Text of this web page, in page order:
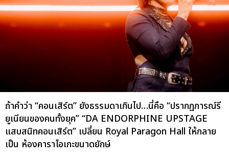
ถ้าคำว่า “คอนเสิร์ต” ยังธรรมดาเกินไป…นี่คือ “ปรากฏการณ์รี
ยูเนียนของคนทั้งยุค” “DA ENDORPHINE UPSTAGE
แสบสนิทคอนเสิร์ต” เปลี่ยน Royal Paragon Hall ให้กลาย
เป็น ห้องคาราโอเกะขนาดยักษ์